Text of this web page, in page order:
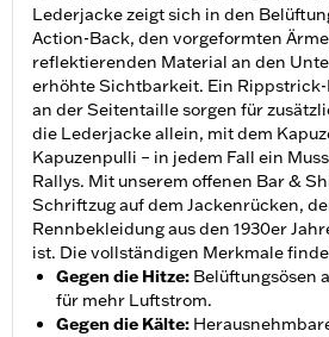
Lederjacke zeigt sich in den
Action-Back, den vorgeformten
reflektierenden Material an den
erhöhte Sichtbarkeit. Ein
an der Seitentaille sorgen für
die Lederjacke allein, mit dem
Kapuzenpulli – in jedem Fall ein
Rallys. Mit unserem offenen Bar &
Schriftzug auf dem Jackenrücken,
Rennbekleidung aus den 1930er
ist. Die vollständigen Merkmale
Gegen die Hitze: Belüftungsösen
für mehr Luftstrom.
Gegen die Kälte: